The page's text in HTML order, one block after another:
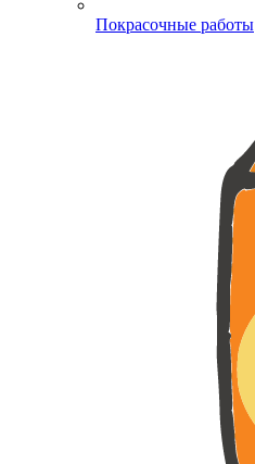
Покрасочные работы